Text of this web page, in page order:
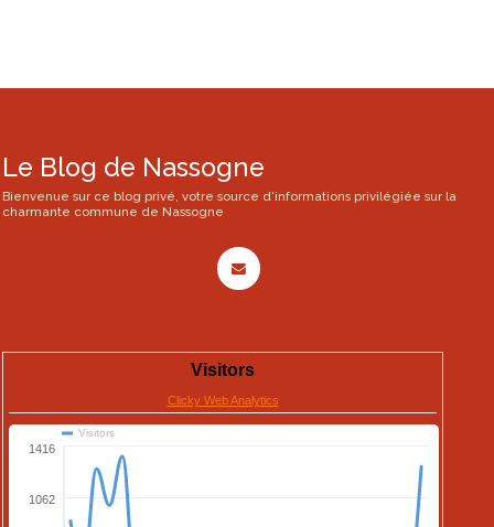
Le Blog de Nassogne
Bienvenue sur ce blog privé, votre source d'informations privilégiée sur la
charmante commune de Nassogne